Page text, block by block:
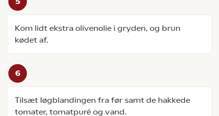
Kom lidt ekstra olivenolie i gryden, og brun
kødet af.
Tilsæt løgblandingen fra før samt de hakkede
tomater, tomatpuré og vand.